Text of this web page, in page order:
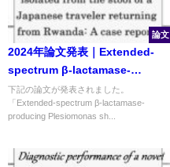
論文
2024年論文発表｜Extended-
spectrum β-lactamase-
producing Plesiomonas
shigelloides isolated from the
stool of a Japanese traveler
case report
下記の論文が発表されました。
「Extended-spectrum β-lactamase-
producing Plesiomonas sh...